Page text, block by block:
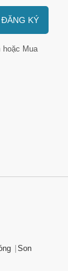
ĐĂNG KÝ
hoặc Mua
Son